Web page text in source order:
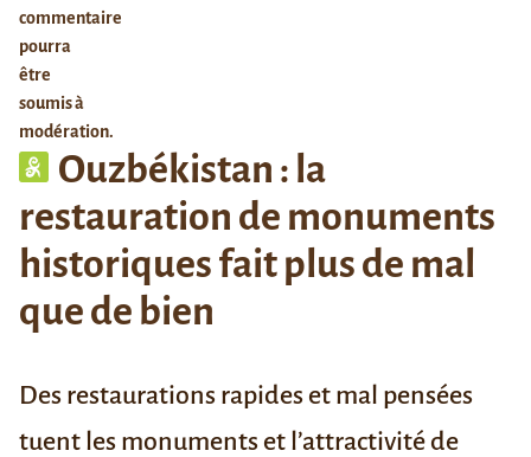
Ouzbékistan : la
restauration de monuments
historiques fait plus de mal
que de bien
Des restaurations rapides et mal pensées
tuent les monuments et l’attractivité de
commentaire
pourra
être
soumis à
modération.